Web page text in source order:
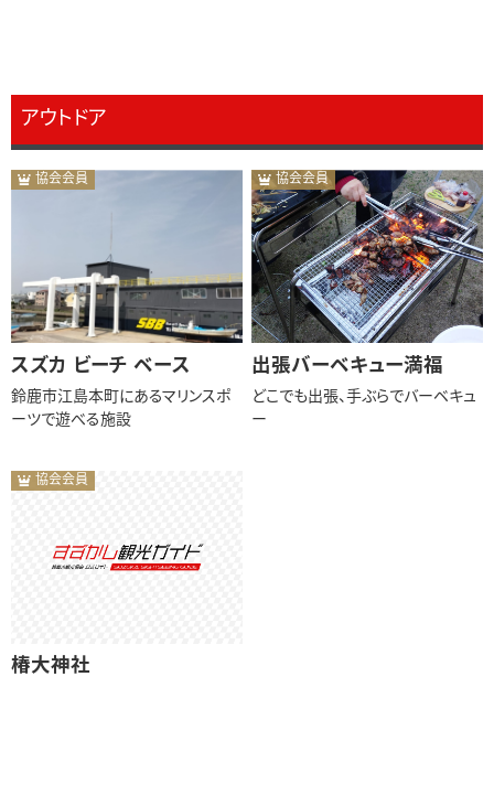
アウトドア
協会会員
スズカ ビーチ ベース
鈴鹿市江島本町にあるマリンスポ
ーツで遊べる施設
協会会員
出張バーベキュー満福
どこでも出張、手ぶらでバーベキュ
ー
協会会員
椿大神社